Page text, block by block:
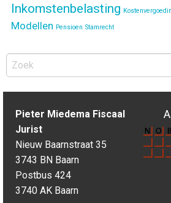
Inkomstenbelasting
Modellen Pensioen Stamrecht
Pieter Miedema Fiscaal
Jurist
Nieuw Baarnstraat 35
3743 BN Baarn
Postbus 424
3740 AK Baarn